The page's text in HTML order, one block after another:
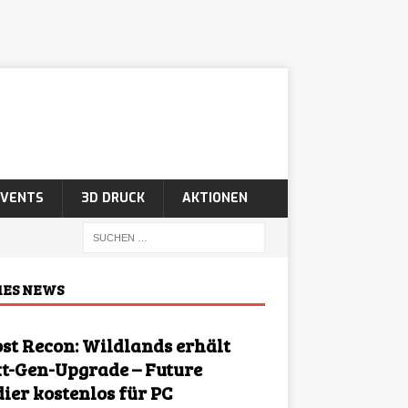
3D DRUCK AKTIONEN
NEWS
Recon: Wildlands erhält
Gen-Upgrade – Future
kostenlos für PC